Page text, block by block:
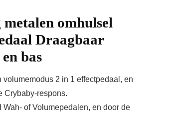
omhulsel
Draagbaar
bas
2 in 1 effectpedaal, en
Crybaby-respons.
of Volumepedalen, en door de